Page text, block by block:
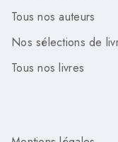
Tous nos auteurs
Nos sélections de
Tous nos livres